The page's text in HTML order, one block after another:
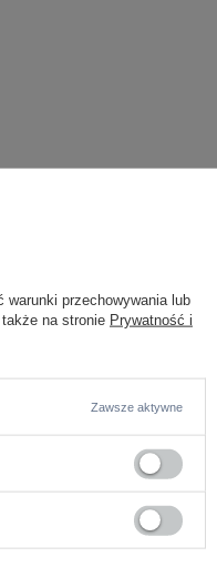
warunki przechowywania lub
na stronie Prywatność i
Zawsze aktywne